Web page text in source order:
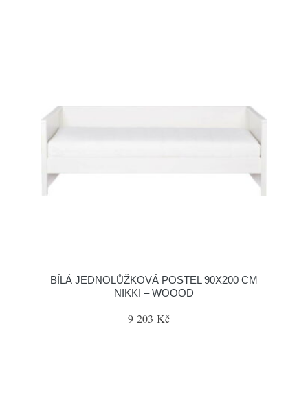
BÍLÁ JEDNOLŮŽKOVÁ POSTEL 90X200 CM
NIKKI – WOOOD
9 203 Kč